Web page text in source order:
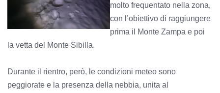
molto frequentato nella zona,
con l’obiettivo di raggiungere
prima il Monte Zampa e poi
la vetta del Monte Sibilla.
Durante il rientro, però, le condizioni meteo sono
peggiorate e la presenza della nebbia, unita al